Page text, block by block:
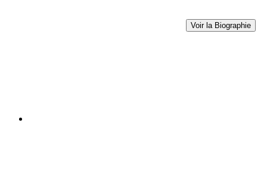
Voir la Biographie